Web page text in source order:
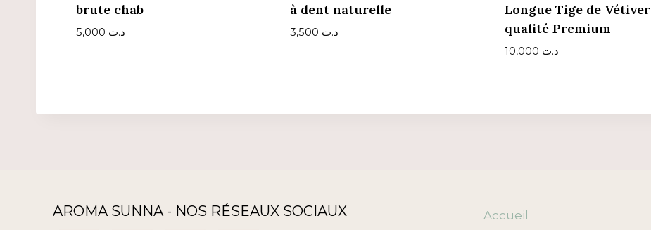
brute chab
د.ت
à dent naturelle
د.ت
Longue Tige de Vétiver
qualité Premium
د.ت
AROMA SUNNA - NOS RÉSEAUX SOCIAUX Accueil